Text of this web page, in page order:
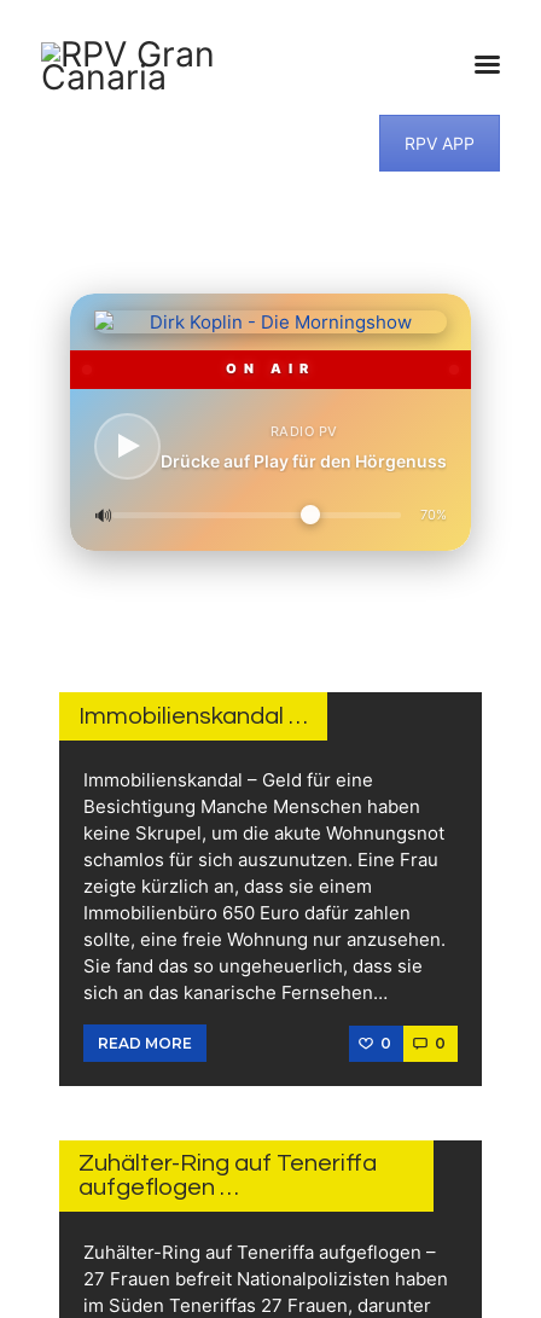
RPV APP
ON AIR
RADIO PV
Drücke auf Play für den Hörgenuss
🔊 70%
MUSIKWUNSCH
Immobilienskandal …
Immobilienskandal – Geld für eine
Besichtigung Manche Menschen haben
keine Skrupel, um die akute Wohnungsnot
schamlos für sich auszunutzen. Eine Frau
zeigte kürzlich an, dass sie einem
Immobilienbüro 650 Euro dafür zahlen
sollte, eine freie Wohnung nur anzusehen.
Sie fand das so ungeheuerlich, dass sie
sich an das kanarische Fernsehen…
READ MORE 0 0
2026
Zuhälter-Ring auf Teneriffa
aufgeflogen …
Zuhälter-Ring auf Teneriffa aufgeflogen –
27 Frauen befreit Nationalpolizisten haben
im Süden Teneriffas 27 Frauen, darunter